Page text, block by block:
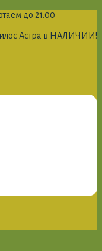
до 21.00
Астра в НАЛИЧИИ!